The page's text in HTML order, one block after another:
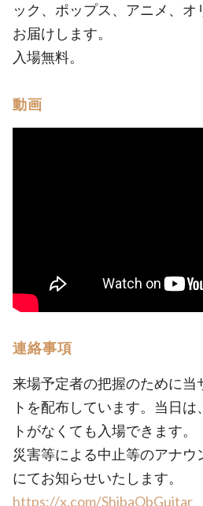
ック、ポップス、アニメ、オ
お届けします。
入場無料。
動画
連絡事項
来場予定者の把握のために当
トを配布しています。当日
トがなくても入場できます。
災害等による中止等のアナウ
にてお知らせいたします。
https://x.com/ShibaObGuitar